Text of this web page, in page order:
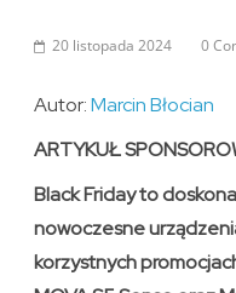
20 listopada 2024 0
Autor:Marcin Błocian
ARTYKUŁ
Black Friday to
nowoczesne
korzystnych